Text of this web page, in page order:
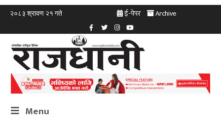
२०८३ श्रावण २१ गते ई-पेपर Archive
Menu